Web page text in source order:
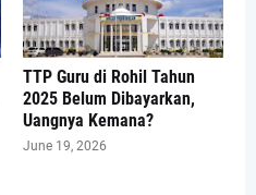
TTP Guru di Rohil Tahun
2025 Belum Dibayarkan,
Uangnya Kemana?
June 19, 2026